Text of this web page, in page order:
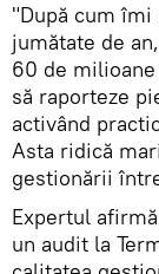
"După cum îmi
jumătate de
60 de milioane
să raporteze
activând
Asta ridică
gestionării
Expertul
un audit la